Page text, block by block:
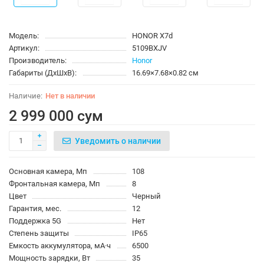
Модель:
HONOR X7d
Артикул:
5109BXJV
Производитель:
Honor
Габариты (ДхШхВ):
16.69×7.68×0.82 см
Нет в наличии
2 999 000 сум
Уведомить о наличии
Основная камера, Мп
108
Фронтальная камера, Мп
8
Цвет
Черный
Гарантия, мес.
12
Поддержка 5G
Нет
Степень защиты
IP65
Емкость аккумулятора, мА·ч
6500
Мощность зарядки, Вт
35